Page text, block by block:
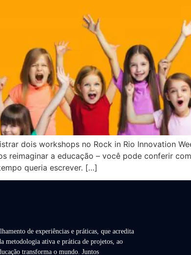
dois workshops no Rock in Rio Innovation
reimaginar a educação – você pode conferir
queria escrever. […]
de experiências e práticas, que acredita
metodologia ativa e prática de projetos, ao
transforma o mundo. Juntos